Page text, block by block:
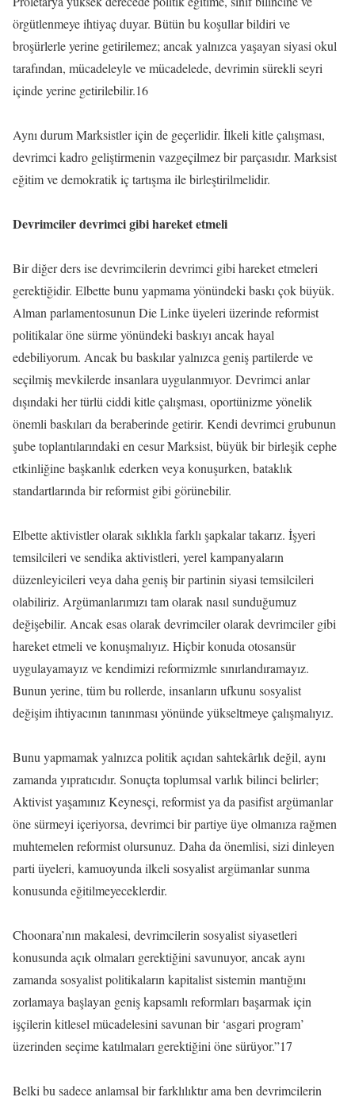
örgütlenmeye ihtiyaç duyar. Bütün bu koşullar bildiri ve
broşürlerle yerine getirilemez; ancak yalnızca yaşayan siyasi okul
tarafından, mücadeleyle ve mücadelede, devrimin sürekli seyri
içinde yerine getirilebilir.16
Aynı durum Marksistler için de geçerlidir. İlkeli kitle çalışması,
devrimci kadro geliştirmenin vazgeçilmez bir parçasıdır. Marksist
eğitim ve demokratik iç tartışma ile birleştirilmelidir.
Devrimciler devrimci gibi hareket etmeli
Bir diğer ders ise devrimcilerin devrimci gibi hareket etmeleri
gerektiğidir. Elbette bunu yapmama yönündeki baskı çok büyük.
Alman parlamentosunun Die Linke üyeleri üzerinde reformist
politikalar öne sürme yönündeki baskıyı ancak hayal
edebiliyorum. Ancak bu baskılar yalnızca geniş partilerde ve
seçilmiş mevkilerde insanlara uygulanmıyor. Devrimci anlar
dışındaki her türlü ciddi kitle çalışması, oportünizme yönelik
önemli baskıları da beraberinde getirir. Kendi devrimci grubunun
şube toplantılarındaki en cesur Marksist, büyük bir birleşik cephe
etkinliğine başkanlık ederken veya konuşurken, bataklık
standartlarında bir reformist gibi görünebilir.
Elbette aktivistler olarak sıklıkla farklı şapkalar takarız. İşyeri
temsilcileri ve sendika aktivistleri, yerel kampanyaların
düzenleyicileri veya daha geniş bir partinin siyasi temsilcileri
olabiliriz. Argümanlarımızı tam olarak nasıl sunduğumuz
değişebilir. Ancak esas olarak devrimciler olarak devrimciler gibi
hareket etmeli ve konuşmalıyız. Hiçbir konuda otosansür
uygulayamayız ve kendimizi reformizmle sınırlandıramayız.
Bunun yerine, tüm bu rollerde, insanların ufkunu sosyalist
değişim ihtiyacının tanınması yönünde yükseltmeye çalışmalıyız.
Bunu yapmamak yalnızca politik açıdan sahtekârlık değil, aynı
zamanda yıpratıcıdır. Sonuçta toplumsal varlık bilinci belirler;
Aktivist yaşamınız Keynesçi, reformist ya da pasifist argümanlar
öne sürmeyi içeriyorsa, devrimci bir partiye üye olmanıza rağmen
muhtemelen reformist olursunuz. Daha da önemlisi, sizi dinleyen
parti üyeleri, kamuoyunda ilkeli sosyalist argümanlar sunma
konusunda eğitilmeyeceklerdir.
Choonara’nın makalesi, devrimcilerin sosyalist siyasetleri
konusunda açık olmaları gerektiğini savunuyor, ancak aynı
zamanda sosyalist politikaların kapitalist sistemin mantığını
zorlamaya başlayan geniş kapsamlı reformları başarmak için
işçilerin kitlesel mücadelesini savunan bir ‘asgari program’
üzerinden seçime katılmaları gerektiğini öne sürüyor.”17
Belki bu sadece anlamsal bir farklılıktır ama ben devrimcilerin